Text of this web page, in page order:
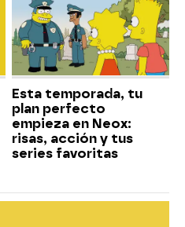
Esta temporada, tu
plan perfecto
empieza en Neox:
risas, acción y tus
series favoritas